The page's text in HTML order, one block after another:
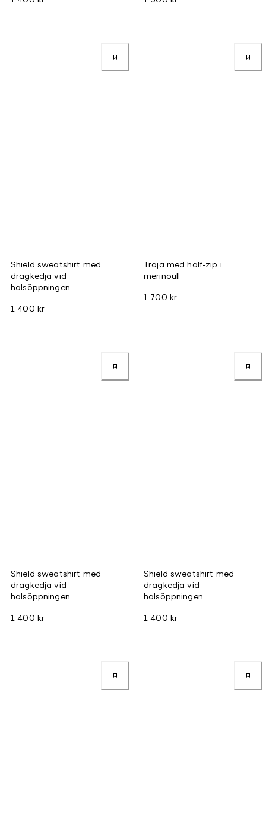
Shield sweatshirt med
dragkedja vid
halsöppningen
1 400 kr
Tröja med half-zip i
merinoull
1 700 kr
Shield sweatshirt med
dragkedja vid
halsöppningen
1 400 kr
Shield sweatshirt med
dragkedja vid
halsöppningen
1 400 kr